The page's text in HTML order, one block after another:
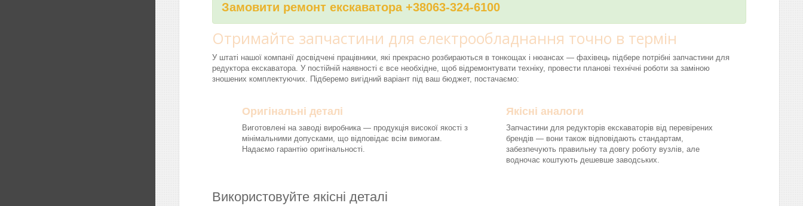
Замовити ремонт екскаватора +38063-324-6100
Отримайте запчастини для електрообладнання точно в термін
У штаті нашої компанії досвідчені працівники, які прекрасно розбираються в тонкощах і нюансах — фахівець підбере потрібні запчастини для
редуктора екскаватора. У постійній наявності є все необхідне, щоб відремонтувати техніку, провести планові технічні роботи за заміною
зношених комплектуючих. Підберемо вигідний варіант під ваш бюджет, постачаємо:
Оригінальні деталі
Виготовлені на заводі виробника — продукція високої якості з
мінімальними допусками, що відповідає всім вимогам.
Надаємо гарантію оригінальності.
Якісні аналоги
Запчастини для редукторів екскаваторів від перевірених
брендів — вони також відповідають стандартам,
забезпечують правильну та довгу роботу вузлів, але
водночас коштують дешевше заводських.
Використовуйте якісні деталі